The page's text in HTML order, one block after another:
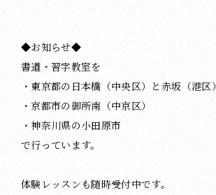
◆お知らせ◆
書道・習字教室を
・東京都の日本橋（中央区）と赤坂（港区）
・京都市の御所南（中京区）
・神奈川県の小田原市
で行っています。
体験レッスンも随時受付中です。